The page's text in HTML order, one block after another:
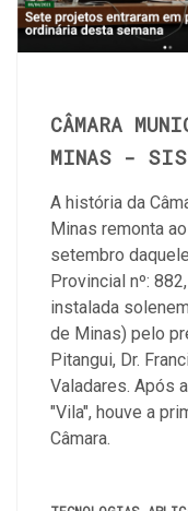
CÂMARA
MINAS -
A história da
Minas remonta
setembro
Provincial nº:
instalada
de Minas) pelo
Pitangui, Dr.
Valadares. Após
"Vila", houve a
Câmara.